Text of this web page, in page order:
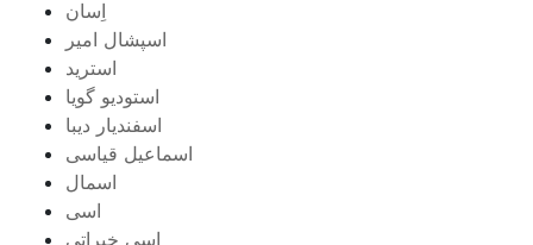
اِسان
اسپشال امیر
استرید
استودیو گویا
اسفندیار دیبا
اسماعیل قیاسی
اسمال
اسی
اسی خیراتی